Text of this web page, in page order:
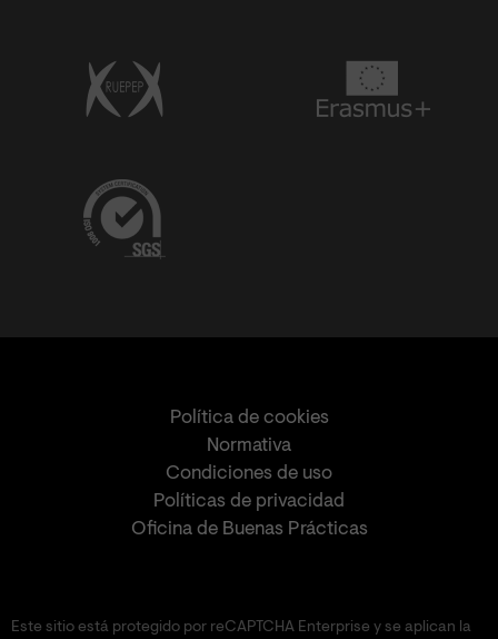
Política de cookies
Normativa
Condiciones de uso
Políticas de privacidad
Oficina de Buenas Prácticas
Este sitio está protegido por reCAPTCHA Enterprise y se aplican la